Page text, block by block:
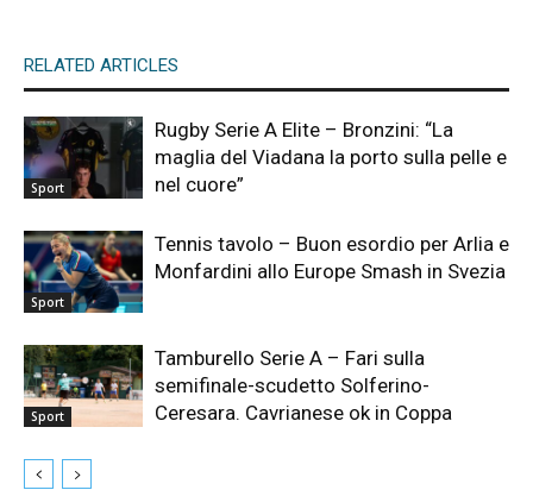
RELATED ARTICLES
Sport
Rugby Serie A Elite – Bronzini: “La
maglia del Viadana la porto sulla pelle e
nel cuore”
Sport
Tennis tavolo – Buon esordio per Arlia e
Monfardini allo Europe Smash in Svezia
Sport
Tamburello Serie A – Fari sulla
semifinale-scudetto Solferino-
Ceresara. Cavrianese ok in Coppa